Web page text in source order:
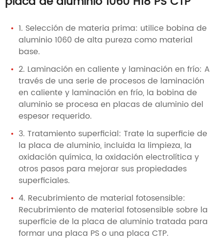
1. Selección de materia prima: utilice bobina de
aluminio 1060 de alta pureza como material
base.
2. Laminación en caliente y laminación en frío: A
través de una serie de procesos de laminación
en caliente y laminación en frío, la bobina de
aluminio se procesa en placas de aluminio del
espesor requerido.
3. Tratamiento superficial: Trate la superficie de
la placa de aluminio, incluida la limpieza, la
oxidación química, la oxidación electrolítica y
otros pasos para mejorar sus propiedades
superficiales.
4. Recubrimiento de material fotosensible:
Recubrimiento de material fotosensible sobre la
superficie de la placa de aluminio tratada para
formar una placa PS o una placa CTP.